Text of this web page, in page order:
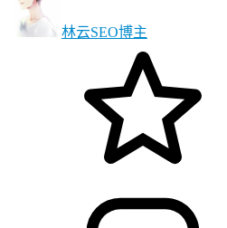
林云SEO博主